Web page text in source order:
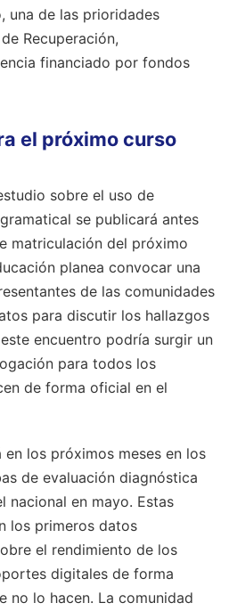
una de las prioridades
Recuperación,
financiado por fondos
el próximo curso
sobre el uso de
se publicará antes
matriculación del próximo
planea convocar una
de las comunidades
para discutir los hallazgos
encuentro podría surgir un
para todos los
de forma oficial en el
los próximos meses en los
de evaluación diagnóstica
nacional en mayo. Estas
los primeros datos
el rendimiento de los
digitales de forma
no lo hacen. La comunidad